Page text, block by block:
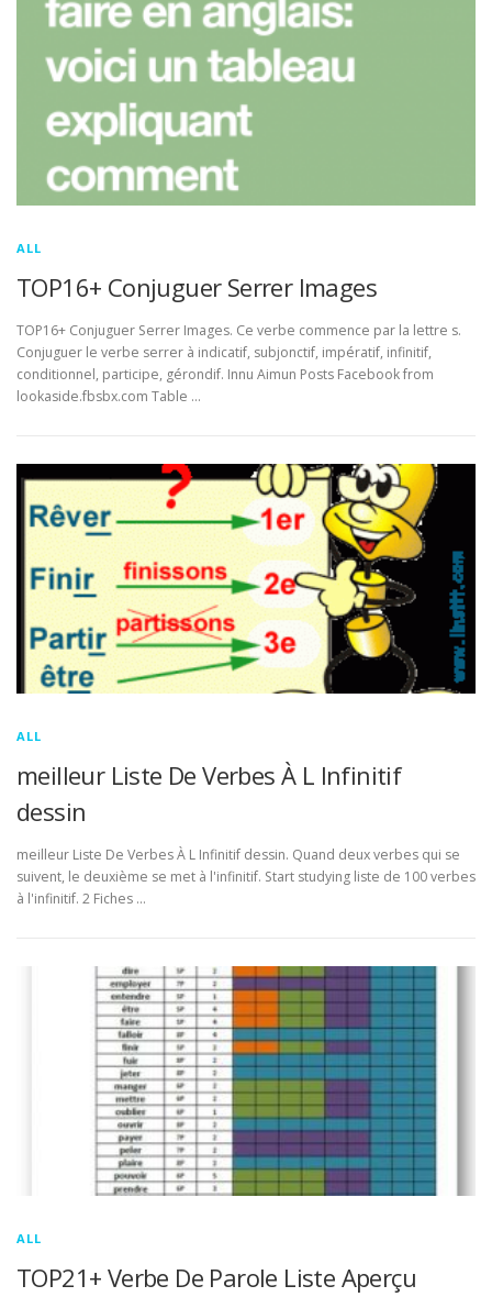
ALL
TOP16+ Conjuguer Serrer Images
TOP16+ Conjuguer Serrer Images. Ce verbe commence par la lettre s.
Conjuguer le verbe serrer à indicatif, subjonctif, impératif, infinitif,
conditionnel, participe, gérondif. Innu Aimun Posts Facebook from
lookaside.fbsbx.com Table …
ALL
meilleur Liste De Verbes À L Infinitif
dessin
meilleur Liste De Verbes À L Infinitif dessin. Quand deux verbes qui se
suivent, le deuxième se met à l'infinitif. Start studying liste de 100 verbes
à l'infinitif. 2 Fiches …
ALL
TOP21+ Verbe De Parole Liste Aperçu